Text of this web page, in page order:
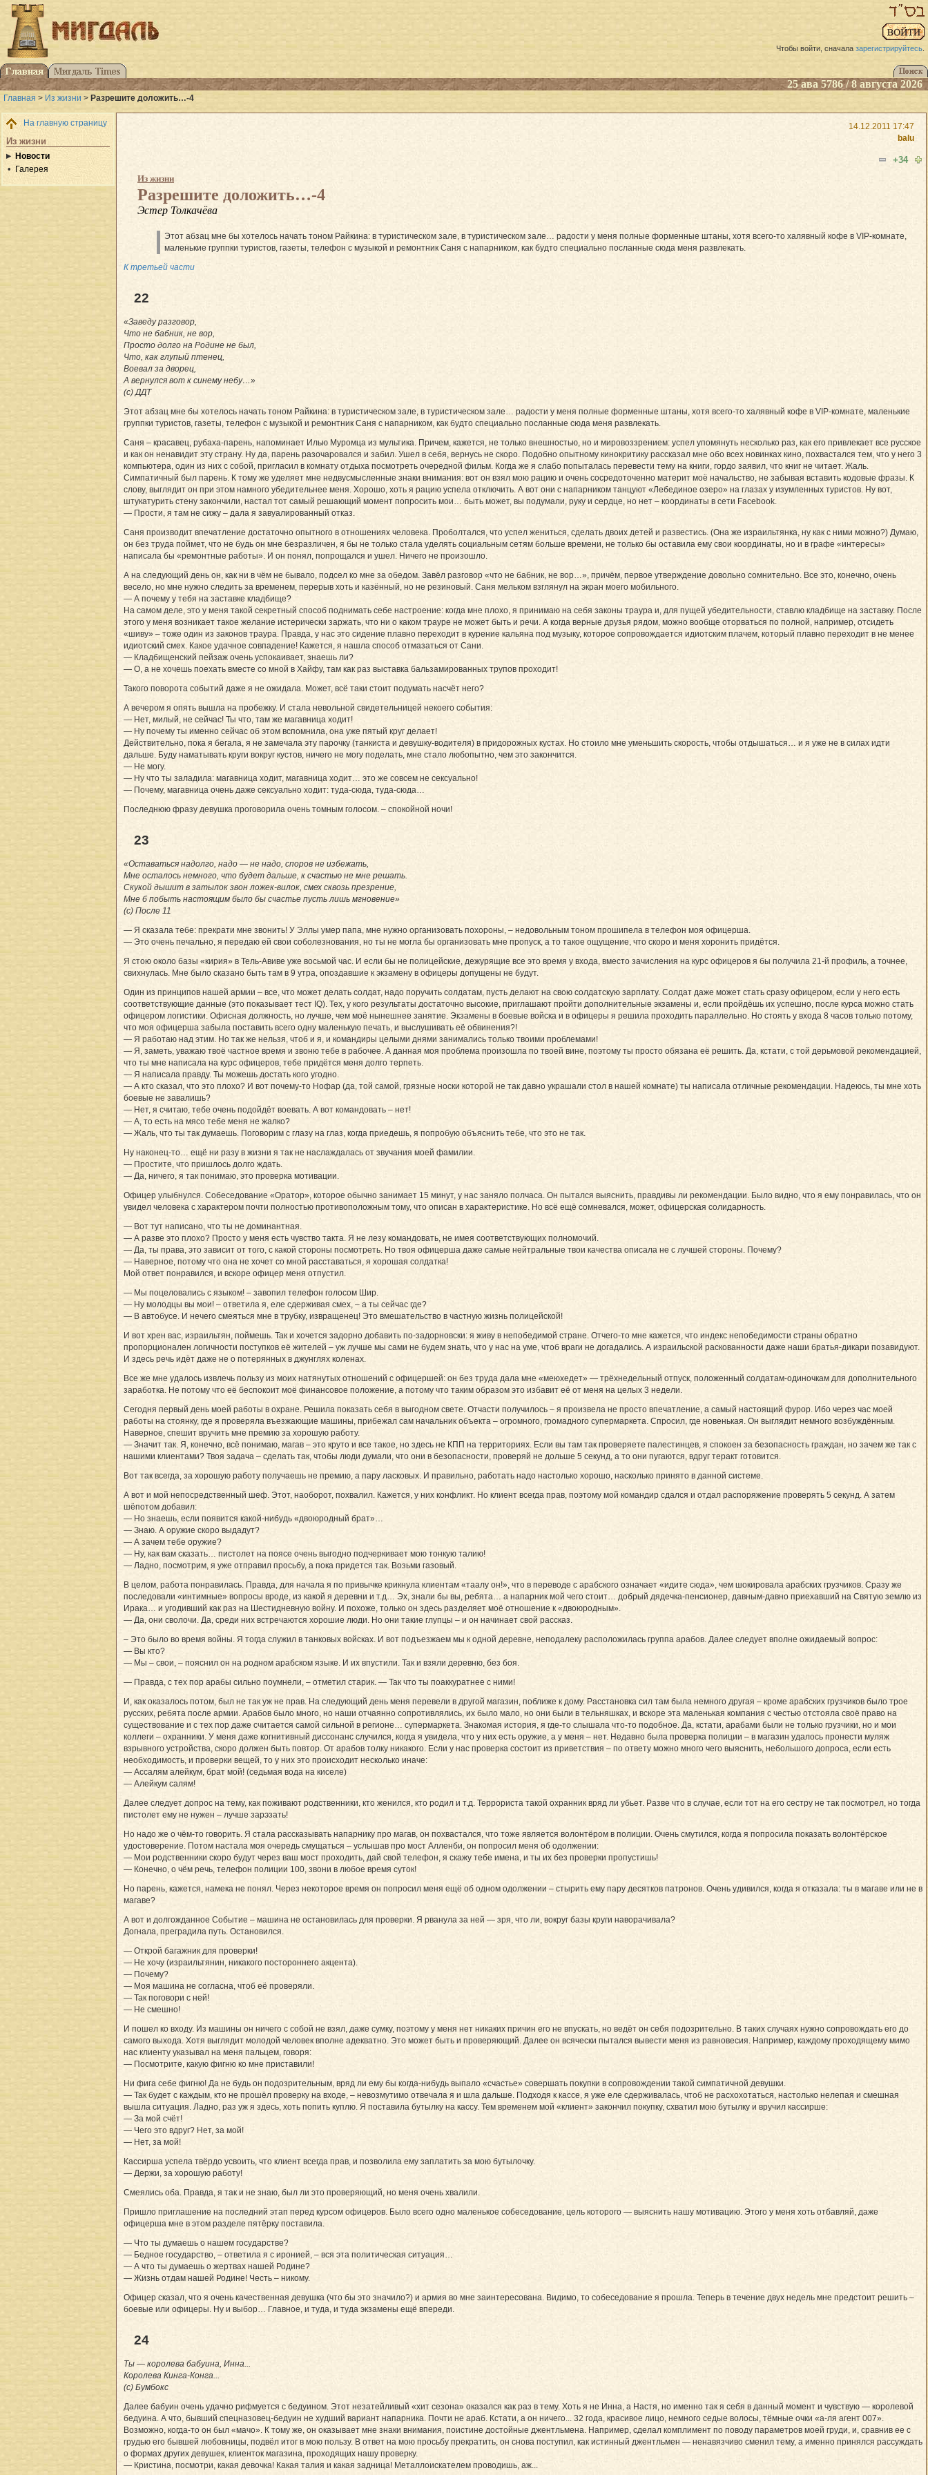
Чтобы войти, сначала зарегистрируйтесь.
25 ава 5786 / 8 августа 2026
Главная > Из жизни > Разрешите доложить…-4
На главную страницу
Из жизни
Новости
Галерея
14.12.2011 17:47
balu
+34
Из жизни
Разрешите доложить…-4
Эстер Толкачёва
Этот абзац мне бы хотелось начать тоном Райкина: в туристическом зале, в туристическом зале… радости у меня полные форменные штаны, хотя всего-то халявный кофе в VIP-комнате,
маленькие группки туристов, газеты, телефон с музыкой и ремонтник Саня с напарником, как будто специально посланные сюда меня развлекать.
К третьей части
22
«Заведу разговор,
Что не бабник, не вор,
Просто долго на Родине не был,
Что, как глупый птенец,
Воевал за дворец,
А вернулся вот к синему небу…»
(с) ДДТ
Этот абзац мне бы хотелось начать тоном Райкина: в туристическом зале, в туристическом зале… радости у меня полные форменные штаны, хотя всего-то халявный кофе в VIP-комнате, маленькие
группки туристов, газеты, телефон с музыкой и ремонтник Саня с напарником, как будто специально посланные сюда меня развлекать.
Саня – красавец, рубаха-парень, напоминает Илью Муромца из мультика. Причем, кажется, не только внешностью, но и мировоззрением: успел упомянуть несколько раз, как его привлекает все русское
и как он ненавидит эту страну. Ну да, парень разочаровался и забил. Ушел в себя, вернусь не скоро. Подобно опытному кинокритику рассказал мне обо всех новинках кино, похвастался тем, что у него 3
компьютера, один из них с собой, пригласил в комнату отдыха посмотреть очередной фильм. Когда же я слабо попыталась перевести тему на книги, гордо заявил, что книг не читает. Жаль.
Симпатичный был парень. К тому же уделяет мне недвусмысленные знаки внимания: вот он взял мою рацию и очень сосредоточенно материт моё начальство, не забывая вставить кодовые фразы. К
слову, выглядит он при этом намного убедительнее меня. Хорошо, хоть я рацию успела отключить. А вот они с напарником танцуют «Лебединое озеро» на глазах у изумленных туристов. Ну вот,
штукатурить стену закончили, настал тот самый решающий момент попросить мои… быть может, вы подумали, руку и сердце, но нет – координаты в сети Facebook.
— Прости, я там не сижу – дала я завуалированный отказ.
Саня производит впечатление достаточно опытного в отношениях человека. Проболтался, что успел жениться, сделать двоих детей и развестись. (Она же израильтянка, ну как с ними можно?) Думаю,
он без труда поймет, что не будь он мне безразличен, я бы не только стала уделять социальным сетям больше времени, не только бы оставила ему свои координаты, но и в графе «интересы»
написала бы «ремонтные работы». И он понял, попрощался и ушел. Ничего не произошло.
А на следующий день он, как ни в чём не бывало, подсел ко мне за обедом. Завёл разговор «что не бабник, не вор…», причём, первое утверждение довольно сомнительно. Все это, конечно, очень
весело, но мне нужно следить за временем, перерыв хоть и казённый, но не резиновый. Саня мельком взглянул на экран моего мобильного.
— А почему у тебя на заставке кладбище?
На самом деле, это у меня такой секретный способ поднимать себе настроение: когда мне плохо, я принимаю на себя законы траура и, для пущей убедительности, ставлю кладбище на заставку. После
этого у меня возникает такое желание истерически заржать, что ни о каком трауре не может быть и речи. А когда верные друзья рядом, можно вообще оторваться по полной, например, отсидеть
«шиву» – тоже один из законов траура. Правда, у нас это сидение плавно переходит в курение кальяна под музыку, которое сопровождается идиотским плачем, который плавно переходит в не менее
идиотский смех. Какое удачное совпадение! Кажется, я нашла способ отмазаться от Сани.
— Кладбищенский пейзаж очень успокаивает, знаешь ли?
— О, а не хочешь поехать вместе со мной в Хайфу, там как раз выставка бальзамированных трупов проходит!
Такого поворота событий даже я не ожидала. Может, всё таки стоит подумать насчёт него?
А вечером я опять вышла на пробежку. И стала невольной свидетельницей некоего события:
— Нет, милый, не сейчас! Ты что, там же магавница ходит!
— Ну почему ты именно сейчас об этом вспомнила, она уже пятый круг делает!
Действительно, пока я бегала, я не замечала эту парочку (танкиста и девушку-водителя) в придорожных кустах. Но стоило мне уменьшить скорость, чтобы отдышаться… и я уже не в силах идти
дальше. Буду наматывать круги вокруг кустов, ничего не могу поделать, мне стало любопытно, чем это закончится.
— Не могу.
— Ну что ты заладила: магавница ходит, магавница ходит… это же совсем не сексуально!
— Почему, магавница очень даже сексуально ходит: туда-сюда, туда-сюда…
Последнюю фразу девушка проговорила очень томным голосом. – спокойной ночи!
23
«Оставаться надолго, надо — не надо, споров не избежать,
Мне осталось немного, что будет дальше, к счастью не мне решать.
Скукой дышит в затылок звон ложек-вилок, смех сквозь презрение,
Мне б побыть настоящим было бы счастье пусть лишь мгновение»
(с) После 11
— Я сказала тебе: прекрати мне звонить! У Эллы умер папа, мне нужно организовать похороны, – недовольным тоном прошипела в телефон моя офицерша.
— Это очень печально, я передаю ей свои соболезнования, но ты не могла бы организовать мне пропуск, а то такое ощущение, что скоро и меня хоронить придётся.
Я стою около базы «кирия» в Тель-Авиве уже восьмой час. И если бы не полицейские, дежурящие все это время у входа, вместо зачисления на курс офицеров я бы получила 21-й профиль, а точнее,
свихнулась. Мне было сказано быть там в 9 утра, опоздавшие к экзамену в офицеры допущены не будут.
Один из принципов нашей армии – все, что может делать солдат, надо поручить солдатам, пусть делают на свою солдатскую зарплату. Солдат даже может стать сразу офицером, если у него есть
соответствующие данные (это показывает тест IQ). Тех, у кого результаты достаточно высокие, приглашают пройти дополнительные экзамены и, если пройдёшь их успешно, после курса можно стать
офицером логистики. Офисная должность, но лучше, чем моё нынешнее занятие. Экзамены в боевые войска и в офицеры я решила проходить параллельно. Но стоять у входа 8 часов только потому,
что моя офицерша забыла поставить всего одну маленькую печать, и выслушивать её обвинения?!
— Я работаю над этим. Но так же нельзя, чтоб и я, и командиры целыми днями занимались только твоими проблемами!
— Я, заметь, уважаю твоё частное время и звоню тебе в рабочее. А данная моя проблема произошла по твоей вине, поэтому ты просто обязана её решить. Да, кстати, с той дерьмовой рекомендацией,
что ты мне написала на курс офицеров, тебе придётся меня долго терпеть.
— Я написала правду. Ты можешь достать кого угодно.
— А кто сказал, что это плохо? И вот почему-то Нофар (да, той самой, грязные носки которой не так давно украшали стол в нашей комнате) ты написала отличные рекомендации. Надеюсь, ты мне хоть
боевые не завалишь?
— Нет, я считаю, тебе очень подойдёт воевать. А вот командовать – нет!
— А, то есть на мясо тебе меня не жалко?
— Жаль, что ты так думаешь. Поговорим с глазу на глаз, когда приедешь, я попробую объяснить тебе, что это не так.
Ну наконец-то… ещё ни разу в жизни я так не наслаждалась от звучания моей фамилии.
— Простите, что пришлось долго ждать.
— Да, ничего, я так понимаю, это проверка мотивации.
Офицер улыбнулся. Собеседование «Оратор», которое обычно занимает 15 минут, у нас заняло полчаса. Он пытался выяснить, правдивы ли рекомендации. Было видно, что я ему понравилась, что он
увидел человека с характером почти полностью противоположным тому, что описан в характеристике. Но всё ещё сомневался, может, офицерская солидарность.
— Вот тут написано, что ты не доминантная.
— А разве это плохо? Просто у меня есть чувство такта. Я не лезу командовать, не имея соответствующих полномочий.
— Да, ты права, это зависит от того, с какой стороны посмотреть. Но твоя офицерша даже самые нейтральные твои качества описала не с лучшей стороны. Почему?
— Наверное, потому что она не хочет со мной расставаться, я хорошая солдатка!
Мой ответ понравился, и вскоре офицер меня отпустил.
— Мы поцеловались с языком! – завопил телефон голосом Шир.
— Ну молодцы вы мои! – ответила я, еле сдерживая смех, – а ты сейчас где?
— В автобусе. И нечего смеяться мне в трубку, извращенец! Это вмешательство в частную жизнь полицейской!
И вот хрен вас, израильтян, поймешь. Так и хочется задорно добавить по-задорновски: я живу в непобедимой стране. Отчего-то мне кажется, что индекс непобедимости страны обратно
пропорционален логичности поступков её жителей – уж лучше мы сами не будем знать, что у нас на уме, чтоб враги не догадались. А израильской раскованности даже наши братья-дикари позавидуют.
И здесь речь идёт даже не о потерянных в джунглях коленах.
Все же мне удалось извлечь пользу из моих натянутых отношений с офицершей: он без труда дала мне «меюхедет» — трёхнедельный отпуск, положенный солдатам-одиночкам для дополнительного
заработка. Не потому что её беспокоит моё финансовое положение, а потому что таким образом это избавит её от меня на целых 3 недели.
Сегодня первый день моей работы в охране. Решила показать себя в выгодном свете. Отчасти получилось – я произвела не просто впечатление, а самый настоящий фурор. Ибо через час моей
работы на стоянку, где я проверяла въезжающие машины, прибежал сам начальник объекта – огромного, громадного супермаркета. Спросил, где новенькая. Он выглядит немного возбуждённым.
Наверное, спешит вручить мне премию за хорошую работу.
— Значит так. Я, конечно, всё понимаю, магав – это круто и все такое, но здесь не КПП на территориях. Если вы там так проверяете палестинцев, я спокоен за безопасность граждан, но зачем же так с
нашими клиентами? Твоя задача – сделать так, чтобы люди думали, что они в безопасности, проверяй не дольше 5 секунд, а то они пугаются, вдруг теракт готовится.
Вот так всегда, за хорошую работу получаешь не премию, а пару ласковых. И правильно, работать надо настолько хорошо, насколько принято в данной системе.
А вот и мой непосредственный шеф. Этот, наоборот, похвалил. Кажется, у них конфликт. Но клиент всегда прав, поэтому мой командир сдался и отдал распоряжение проверять 5 секунд. А затем
шёпотом добавил:
— Но знаешь, если появится какой-нибудь «двоюродный брат»…
— Знаю. А оружие скоро выдадут?
— А зачем тебе оружие?
— Ну, как вам сказать… пистолет на поясе очень выгодно подчеркивает мою тонкую талию!
— Ладно, посмотрим, я уже отправил просьбу, а пока придется так. Возьми газовый.
В целом, работа понравилась. Правда, для начала я по привычке крикнула клиентам «таалу он!», что в переводе с арабского означает «идите сюда», чем шокировала арабских грузчиков. Сразу же
последовали «интимные» вопросы вроде, из какой я деревни и т.д… Эх, знали бы вы, ребята… а напарник мой чего стоит… добрый дядечка-пенсионер, давным-давно приехавший на Святую землю из
Ирака… и угодивший как раз на Шестидневную войну. И похоже, только он здесь разделяет моё отношение к «двоюродным».
— Да, они сволочи. Да, среди них встречаются хорошие люди. Но они такие глупцы – и он начинает свой рассказ.
– Это было во время войны. Я тогда служил в танковых войсках. И вот подъезжаем мы к одной деревне, неподалеку расположилась группа арабов. Далее следует вполне ожидаемый вопрос:
— Вы кто?
— Мы – свои, – пояснил он на родном арабском языке. И их впустили. Так и взяли деревню, без боя.
— Правда, с тех пор арабы сильно поумнели, – отметил старик. — Так что ты поаккуратнее с ними!
И, как оказалось потом, был не так уж не прав. На следующий день меня перевели в другой магазин, поближе к дому. Расстановка сил там была немного другая – кроме арабских грузчиков было трое
русских, ребята после армии. Арабов было много, но наши отчаянно сопротивлялись, их было мало, но они были в тельняшках, и вскоре эта маленькая компания с честью отстояла своё право на
существование и с тех пор даже считается самой сильной в регионе… супермаркета. Знакомая история, я где-то слышала что-то подобное. Да, кстати, арабами были не только грузчики, но и мои
коллеги – охранники. У меня даже когнитивный диссонанс случился, когда я увидела, что у них есть оружие, а у меня – нет. Недавно была проверка полиции – в магазин удалось пронести муляж
взрывного устройства, скоро должен быть повтор. От арабов толку никакого. Если у нас проверка состоит из приветствия – по ответу можно много чего выяснить, небольшого допроса, если есть
необходимость, и проверки вещей, то у них это происходит несколько иначе:
— Ассалям алейкум, брат мой! (седьмая вода на киселе)
— Алейкум салям!
Далее следует допрос на тему, как поживают родственники, кто женился, кто родил и т.д. Террориста такой охранник вряд ли убьет. Разве что в случае, если тот на его сестру не так посмотрел, но тогда
пистолет ему не нужен – лучше зарэзать!
Но надо же о чём-то говорить. Я стала рассказывать напарнику про магав, он похвастался, что тоже является волонтёром в полиции. Очень смутился, когда я попросила показать волонтёрское
удостоверение. Потом настала моя очередь смущаться – услышав про мост Алленби, он попросил меня об одолжении:
— Мои родственники скоро будут через ваш мост проходить, дай свой телефон, я скажу тебе имена, и ты их без проверки пропустишь!
— Конечно, о чём речь, телефон полиции 100, звони в любое время суток!
Но парень, кажется, намека не понял. Через некоторое время он попросил меня ещё об одном одолжении – стырить ему пару десятков патронов. Очень удивился, когда я отказала: ты в магаве или не в
магаве?
А вот и долгожданное Событие – машина не остановилась для проверки. Я рванула за ней — зря, что ли, вокруг базы круги наворачивала?
Догнала, преградила путь. Остановился.
— Открой багажник для проверки!
— Не хочу (израильтянин, никакого постороннего акцента).
— Почему?
— Моя машина не согласна, чтоб её проверяли.
— Так поговори с ней!
— Не смешно!
И пошел ко входу. Из машины он ничего с собой не взял, даже сумку, поэтому у меня нет никаких причин его не впускать, но ведёт он себя подозрительно. В таких случаях нужно сопровождать его до
самого выхода. Хотя выглядит молодой человек вполне адекватно. Это может быть и проверяющий. Далее он всячески пытался вывести меня из равновесия. Например, каждому проходящему мимо
нас клиенту указывал на меня пальцем, говоря:
— Посмотрите, какую фигню ко мне приставили!
Ни фига себе фигню! Да не будь он подозрительным, вряд ли ему бы когда-нибудь выпало «счастье» совершать покупки в сопровождении такой симпатичной девушки.
— Так будет с каждым, кто не прошёл проверку на входе, – невозмутимо отвечала я и шла дальше. Подходя к кассе, я уже еле сдерживалась, чтоб не расхохотаться, настолько нелепая и смешная
вышла ситуация. Ладно, раз уж я здесь, хоть попить куплю. Я поставила бутылку на кассу. Тем временем мой «клиент» закончил покупку, схватил мою бутылку и вручил кассирше:
— За мой счёт!
— Чего это вдруг? Нет, за мой!
— Нет, за мой!
Кассирша успела твёрдо усвоить, что клиент всегда прав, и позволила ему заплатить за мою бутылочку.
— Держи, за хорошую работу!
Смеялись оба. Правда, я так и не знаю, был ли это проверяющий, но меня очень хвалили.
Пришло приглашение на последний этап перед курсом офицеров. Было всего одно маленькое собеседование, цель которого — выяснить нашу мотивацию. Этого у меня хоть отбавляй, даже
офицерша мне в этом разделе пятёрку поставила.
— Что ты думаешь о нашем государстве?
— Бедное государство, – ответила я с иронией, – вся эта политическая ситуация…
— А что ты думаешь о жертвах нашей Родине?
— Жизнь отдам нашей Родине! Честь – никому.
Офицер сказал, что я очень качественная девушка (что бы это значило?) и армия во мне заинтересована. Видимо, то собеседование я прошла. Теперь в течение двух недель мне предстоит решить –
боевые или офицеры. Ну и выбор… Главное, и туда, и туда экзамены ещё впереди.
24
Ты — королева бабуина, Инна...
Королева Кинга-Конга...
(с) Бумбокс
Далее бабуин очень удачно рифмуется с бедуином. Этот незатейливый «хит сезона» оказался как раз в тему. Хоть я не Инна, а Настя, но именно так я себя в данный момент и чувствую — королевой
бедуина. А что, бывший спецназовец-бедуин не худший вариант напарника. Почти не араб. Кстати, а он ничего... 32 года, красивое лицо, немного седые волосы, тёмные очки «а-ля агент 007».
Возможно, когда-то он был «мачо». К тому же, он оказывает мне знаки внимания, поистине достойные джентльмена. Например, сделал комплимент по поводу параметров моей груди, и, сравнив ее с
грудью его бывшей любовницы, подвёл итог в мою пользу. В ответ на мою просьбу прекратить, он снова поступил, как истинный джентльмен — ненавязчиво сменил тему, а именно принялся рассуждать
о формах других девушек, клиенток магазина, проходящих нашу проверку.
— Кристина, посмотри, какая девочка! Какая талия и какая задница! Металлоискателем проводишь, аж...